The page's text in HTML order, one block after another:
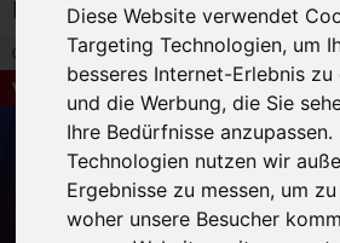
Diese Website verwendet
Targeting Technologien, um
besseres Internet-Erlebnis
und die Werbung, die Sie
Ihre Bedürfnisse anzupassen.
Technologien nutzen wir
Ergebnisse zu messen, um
woher unsere Besucher
Hallstadt
27.03.2018 17:34 | FN-Redaktion |
Veranstaltungstipps